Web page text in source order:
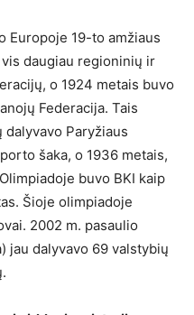
Europoje 19-to amžiaus
daugiau regioninių ir
o 1924 metais buvo
Federacija. Tais
Paryžiaus
šaka, o 1936 metais,
buvo BKI kaip
Šioje olimpiadoje
2002 m. pasaulio
jau dalyvavo 69 valstybių